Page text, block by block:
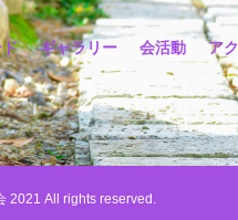
ギャラリー 会活動 ア
2021 All rights reserved.